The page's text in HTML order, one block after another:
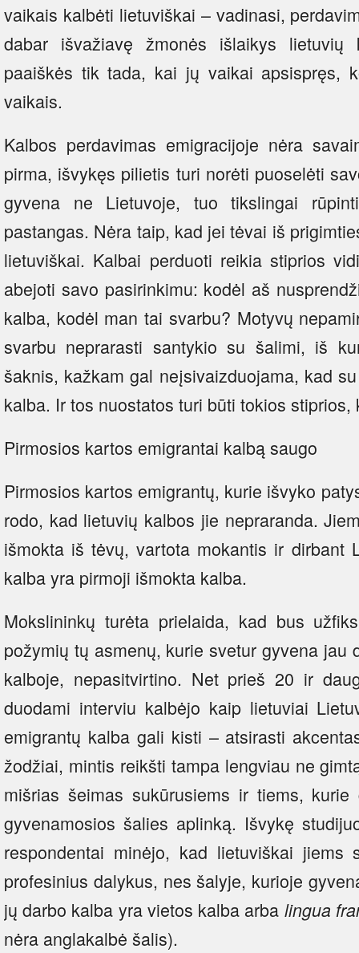
vaikais kalbėti lietuviškai – vadinasi,
dabar išvažiavę žmonės išlaikys
paaiškės tik tada, kai jų vaikai apsispręs,
vaikais.
Kalbos perdavimas emigracijoje nėra
pirma, išvykęs pilietis turi norėti puoselėti
gyvena ne Lietuvoje, tuo tikslingai
pastangas. Nėra taip, kad jei tėvai iš
lietuviškai. Kalbai perduoti reikia stiprios
abejoti savo pasirinkimu: kodėl aš
kalba, kodėl man tai svarbu? Motyvų
svarbu neprarasti santykio su šalimi, iš
šaknis, kažkam gal neįsivaizduojama, kad
kalba. Ir tos nuostatos turi būti tokios
Pirmosios kartos emigrantai kalbą saugo
Pirmosios kartos emigrantų, kurie išvyko
rodo, kad lietuvių kalbos jie nepraranda.
išmokta iš tėvų, vartota mokantis ir dirbant
kalba yra pirmoji išmokta kalba.
Mokslininkų turėta prielaida, kad bus
požymių tų asmenų, kurie svetur gyvena jau
kalboje, nepasitvirtino. Net prieš 20 ir
duodami interviu kalbėjo kaip lietuviai
emigrantų kalba gali kisti – atsirasti
žodžiai, mintis reikšti tampa lengviau ne
mišrias šeimas sukūrusiems ir tiems,
gyvenamosios šalies aplinką. Išvykę
respondentai minėjo, kad lietuviškai jiems
profesinius dalykus, nes šalyje, kurioje
jų darbo kalba yra vietos kalba arba lingua
nėra anglakalbė šalis).